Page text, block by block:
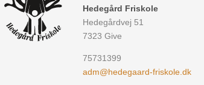
Hedegård Friskole
Hedegårdvej 51
7323 Give
75731399
adm@hedegaard-friskole.dk